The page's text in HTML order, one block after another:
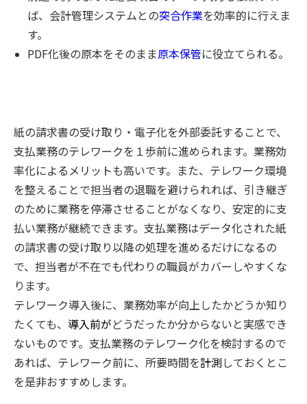
ば、会計管理システムとの突合作業を効率的に行えま
す。
PDF化後の原本をそのまま原本保管に役立てられる。
紙の請求書の受け取り・電子化を外部委託することで、
支払業務のテレワークを１歩前に進められます。業務効
率化によるメリットも高いです。また、テレワーク環境
を整えることで担当者の退職を避けられれば、引き継ぎ
のために業務を停滞させることがなくなり、安定的に支
払い業務が継続できます。支払業務はデータ化された紙
の請求書の受け取り以降の処理を進めるだけになるの
で、担当者が不在でも代わりの職員がカバーしやすくな
ります。
テレワーク導入後に、業務効率が向上したかどうか知り
たくても、 導入前がどうだったか分からないと実感でき
ないものです。支払業務のテレワーク化を検討するので
あれば、テレワーク前に、所要時間を計測しておくとこ
を是非おすすめします。